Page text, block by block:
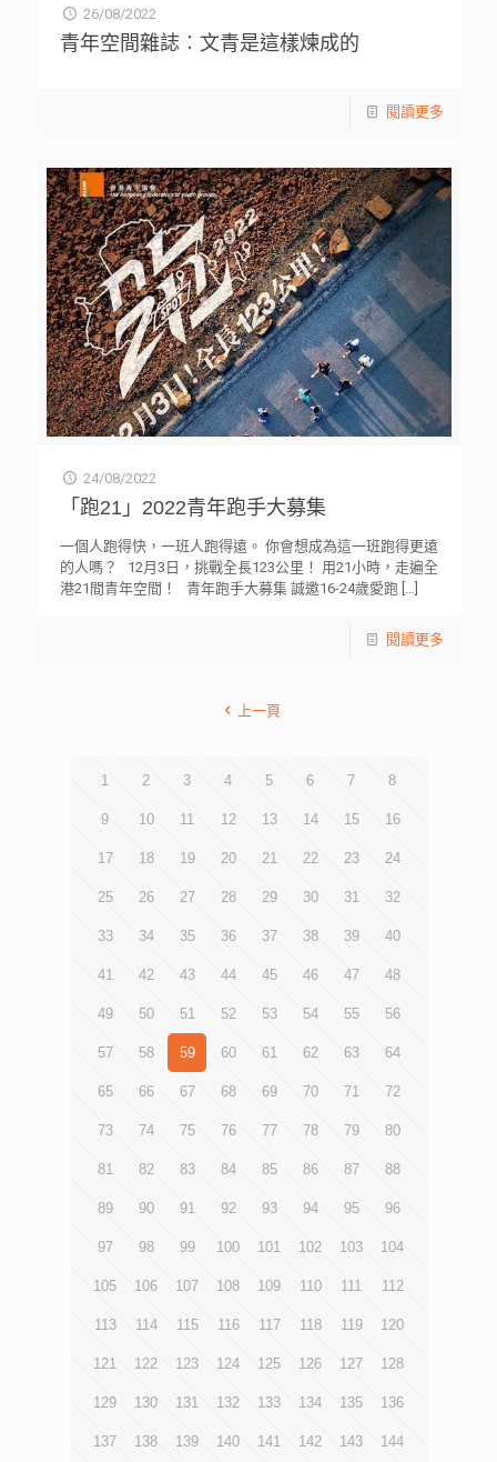
26/08/2022
青年空間雜誌︰文青是這樣煉成的
閱讀更多
24/08/2022
「跑21」2022青年跑手大募集
一個人跑得快，一班人跑得遠。 你會想成為這一班跑得更遠
的人嗎？ 12月3日，挑戰全長123公里！ 用21小時，走遍全
港21間青年空間！ 青年跑手大募集 誠邀16-24歲愛跑[…]
閱讀更多
上一頁
1 2 3 4 5 6 7 8
9 10 11 12 13 14 15 16
17 18 19 20 21 22 23 24
25 26 27 28 29 30 31 32
33 34 35 36 37 38 39 40
41 42 43 44 45 46 47 48
49 50 51 52 53 54 55 56
57 58 59 60 61 62 63 64
65 66 67 68 69 70 71 72
73 74 75 76 77 78 79 80
81 82 83 84 85 86 87 88
89 90 91 92 93 94 95 96
97 98 99 100 101 102 103 104
105 106 107 108 109 110 111 112
113 114 115 116 117 118 119 120
121 122 123 124 125 126 127 128
129 130 131 132 133 134 135 136
137 138 139 140 141 142 143 144